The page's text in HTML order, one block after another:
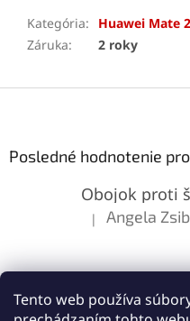
Tento web používa
Kategória:
Huawei Mate
Záruka: 2 roky
Posledné hodnotenie
Obojok proti
Hodnotenie
| Angela